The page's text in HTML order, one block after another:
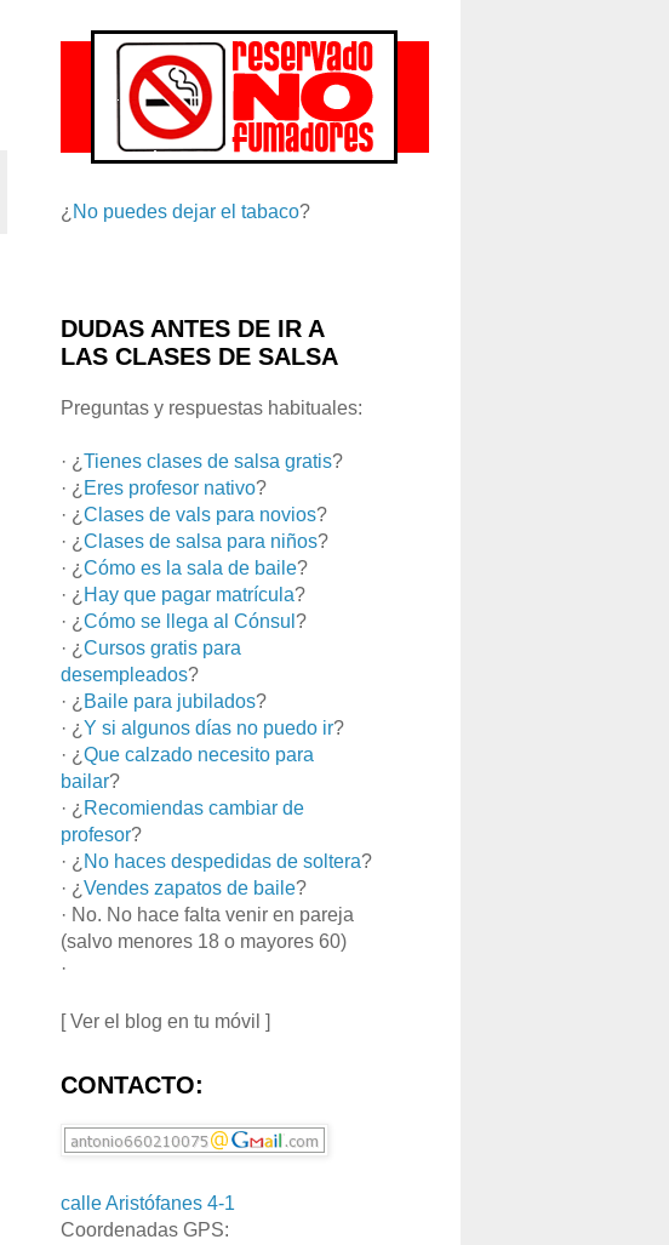
¿ No puedes dejar el tabaco?
DUDAS ANTES DE IR A
LAS CLASES DE SALSA
Preguntas y respuestas habituales:
· ¿ Tienes clases de salsa gratis?
· ¿ Eres profesor nativo?
· ¿ Clases de vals para novios?
· ¿ Clases de salsa para niños?
· ¿ Cómo es la sala de baile?
· ¿ Hay que pagar matrícula?
· ¿ Cómo se llega al Cónsul ?
· ¿ Cursos gratis para
desempleados?
· ¿ Baile para jubilados?
· ¿ Y si algunos días no puedo ir?
· ¿ Que calzado necesito para
bailar?
· ¿ Recomiendas cambiar de
profesor?
· ¿ No haces despedidas de soltera?
· ¿ Vendes zapatos de baile?
· No. No hace falta venir en pareja
(salvo menores 18 o mayores 60)
·
[ Ver el blog en tu móvil ]
CONTACTO:
calle Aristófanes 4-1
Coordenadas GPS: